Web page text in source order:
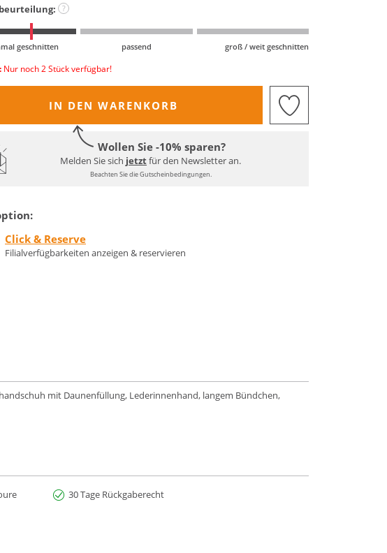
?
geschnitten passend groß / weit geschnitten
Nur noch 2 Stück verfügbar!
IN DEN WARENKORB
Wollen Sie -10% sparen?
Melden Sie sich jetztfür den Newsletter an.
Beachten Sie die Gutscheinbedingungen.
Click & Reserve
Filialverfügbarkeiten anzeigen & reservieren
mit Daunenfüllung, Lederinnenhand, langem Bündchen,
30 Tage Rückgaberecht